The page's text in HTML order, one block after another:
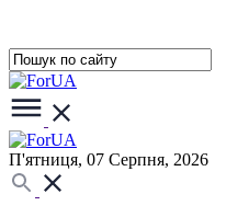
П'ятниця, 07 Серпня, 2026